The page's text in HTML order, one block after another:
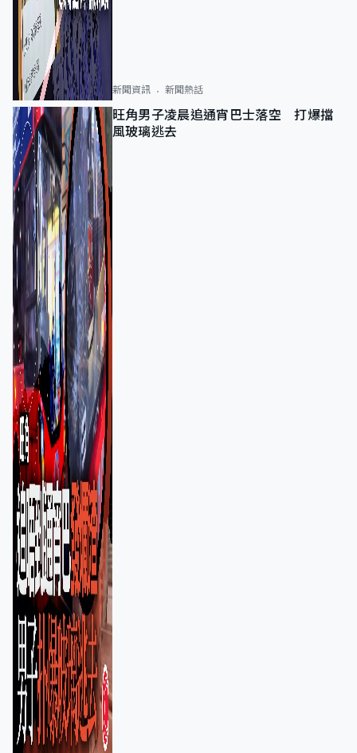
新聞資訊 新聞熱話
旺角男子凌晨追通宵巴士落空 打爆擋
風玻璃逃去